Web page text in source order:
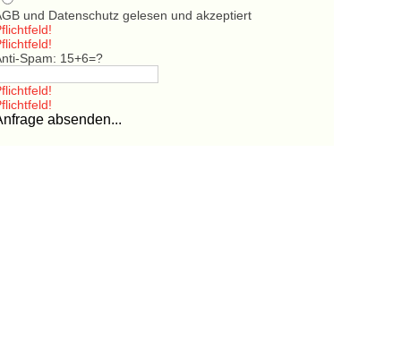
und Datenschutz gelesen und akzeptiert
Spam: 15+6=?
absenden...